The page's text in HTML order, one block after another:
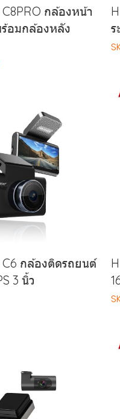
กล้องหน้า
อมกล้องหลัง
C6 กล้องติดรถยนต์
3 นิ้ว